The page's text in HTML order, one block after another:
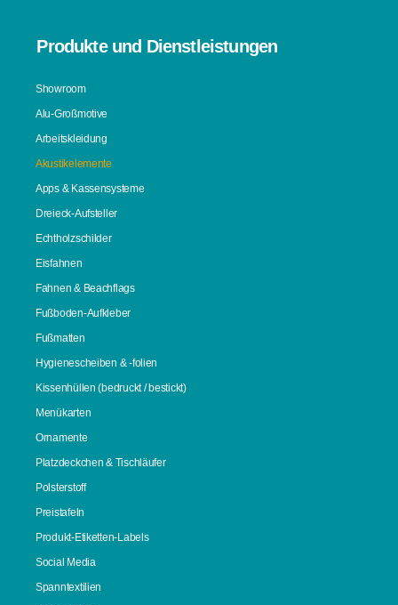
Produkte und Dienstleistungen
Showroom
Alu-Großmotive
Arbeitskleidung
Akustikelemente
Apps & Kassensysteme
Dreieck-Aufsteller
Echtholzschilder
Eisfahnen
Fahnen & Beachflags
Fußboden-Aufkleber
Fußmatten
Hygienescheiben & -folien
Kissenhüllen (bedruckt / bestickt)
Menükarten
Ornamente
Platzdeckchen & Tischläufer
Polsterstoff
Preistafeln
Produkt-Etiketten-Labels
Social Media
Spanntextilien